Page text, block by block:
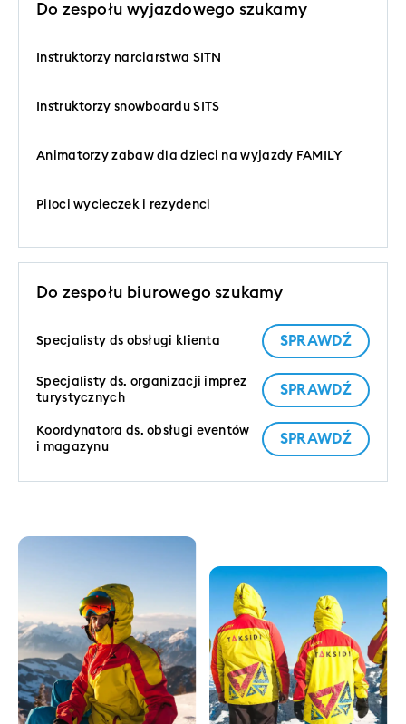
Do zespołu wyjazdowego szukamy
Instruktorzy narciarstwa SITN
Instruktorzy snowboardu SITS
Animatorzy zabaw dla dzieci na wyjazdy FAMILY
Piloci wycieczek i rezydenci
Do zespołu biurowego szukamy
Specjalisty ds obsługi klienta SPRAWDŹ
Specjalisty ds. organizacji imprez
turystycznych
SPRAWDŹ
Koordynatora ds. obsługi eventów
i magazynu
SPRAWDŹ